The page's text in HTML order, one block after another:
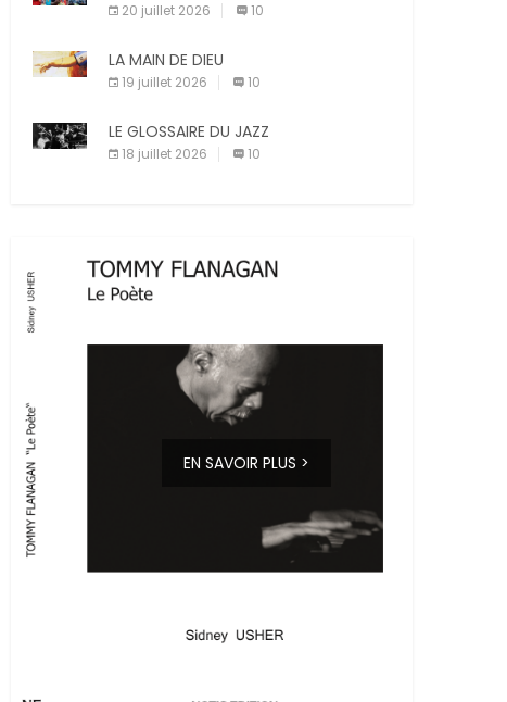
20 juillet 2026 10
LA MAIN DE DIEU
19 juillet 2026 10
LE GLOSSAIRE DU JAZZ
18 juillet 2026 10
EN SAVOIR PLUS >